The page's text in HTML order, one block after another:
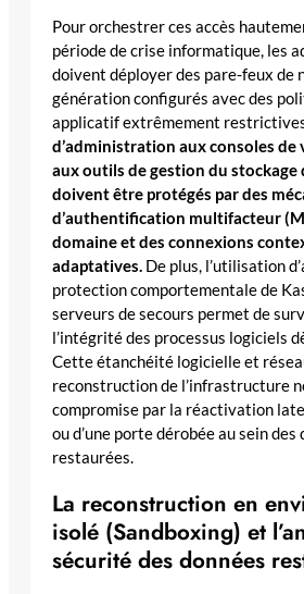
Pour orchestrer ces accès
période de crise informatique, les
doivent déployer des pare-feux de
génération configurés avec des
applicatif extrêmement
d’administration aux consoles
aux outils de gestion du stockage
doivent être protégés par des
d’authentification multifacteur
domaine et des connexions
adaptatives. De plus, l’utilisation
protection comportementale de
serveurs de secours permet de
l’intégrité des processus logiciels
Cette étanchéité logicielle et
reconstruction de l’infrastructure
compromise par la réactivation
ou d’une porte dérobée au sein des
restaurées.
La reconstruction en
isolé (Sandboxing) et
sécurité des données